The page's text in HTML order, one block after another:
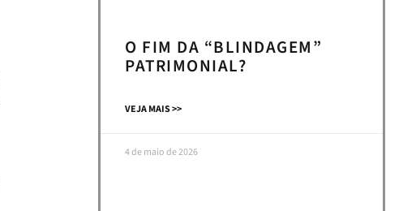
O FIM DA “BLINDAGEM”
PATRIMONIAL?
VEJA MAIS >>
4 de maio de 2026